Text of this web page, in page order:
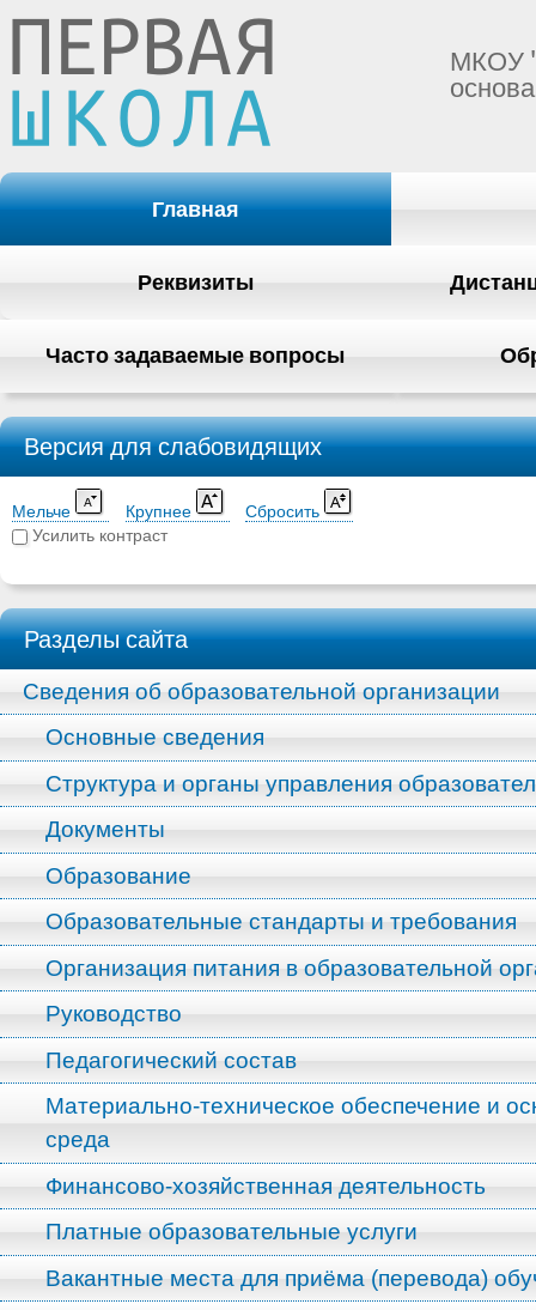
МКОУ
Главная
Реквизиты
Часто задаваемые вопросы
Версия для слабовидящих
Мельче Крупнее
Сбросить
Усилить контраст
Разделы сайта
Сведения об образовательной организации
Основные сведения
Структура и органы управления
Документы
Образование
Образовательные стандарты и требования
Организация питания в образовательной
Руководство
Педагогический состав
Материально-техническое обеспечение и
среда
Финансово-хозяйственная деятельность
Платные образовательные услуги
Вакантные места для приёма (перевода)